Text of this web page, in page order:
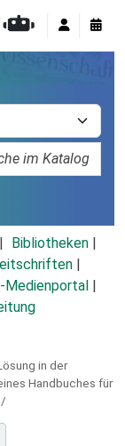
Bibliotheken
Medienportal
in der
Handbuches für